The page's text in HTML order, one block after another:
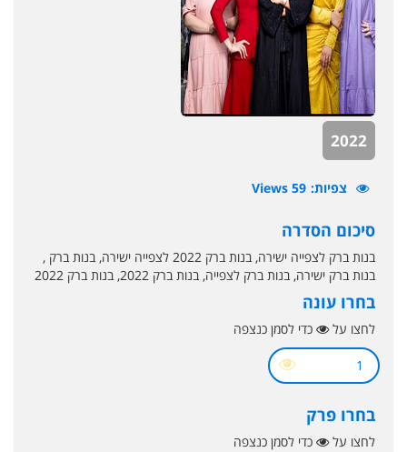
2022
צפיות 59 Views
סיכום הסדרה
בנות ברק לצפייה ישירה, בנות ברק 2022 לצפייה ישירה, בנות ברק ,
בנות ברק ישירה, בנות ברק לצפייה, בנות ברק 2022, בנות ברק 2022
בחרו עונה
לחצו על כדי לסמן כנצפה
1
בחרו פרק
לחצו על כדי לסמן כנצפה